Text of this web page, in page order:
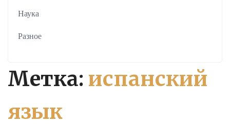
Метка: испанский
язык
Наука
Разное